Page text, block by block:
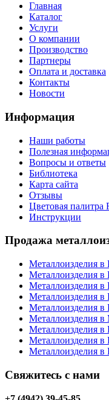
Главная
Каталог
Услуги
О компании
Производство
Партнеры
Оплата и доставка
Контакты
Новости
Информация
Наши работы
Полезная
Вопросы и ответы
Библиотека
Карта сайта
Отзывы
Цветовая палитра
Инструкции
Продажа
Металлоизделия в
Металлоизделия в
Металлоизделия в
Металлоизделия
Металлоизделия
Металлоизделия
Металлоизделия в
Металлоизделия в
Металлоизделия в
Свяжитесь с нами